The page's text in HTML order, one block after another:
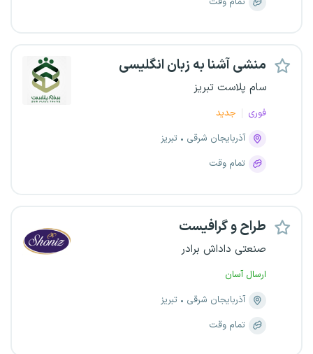
منشی آشنا به زبان انگلیسی
سام پلاست تبریز
فوری
جدید
آذربایجان شرقی
تبریز
تمام وقت
طراح و گرافیست
صنعتی داداش برادر
ارسال آسان
آذربایجان شرقی
تبریز
تمام وقت